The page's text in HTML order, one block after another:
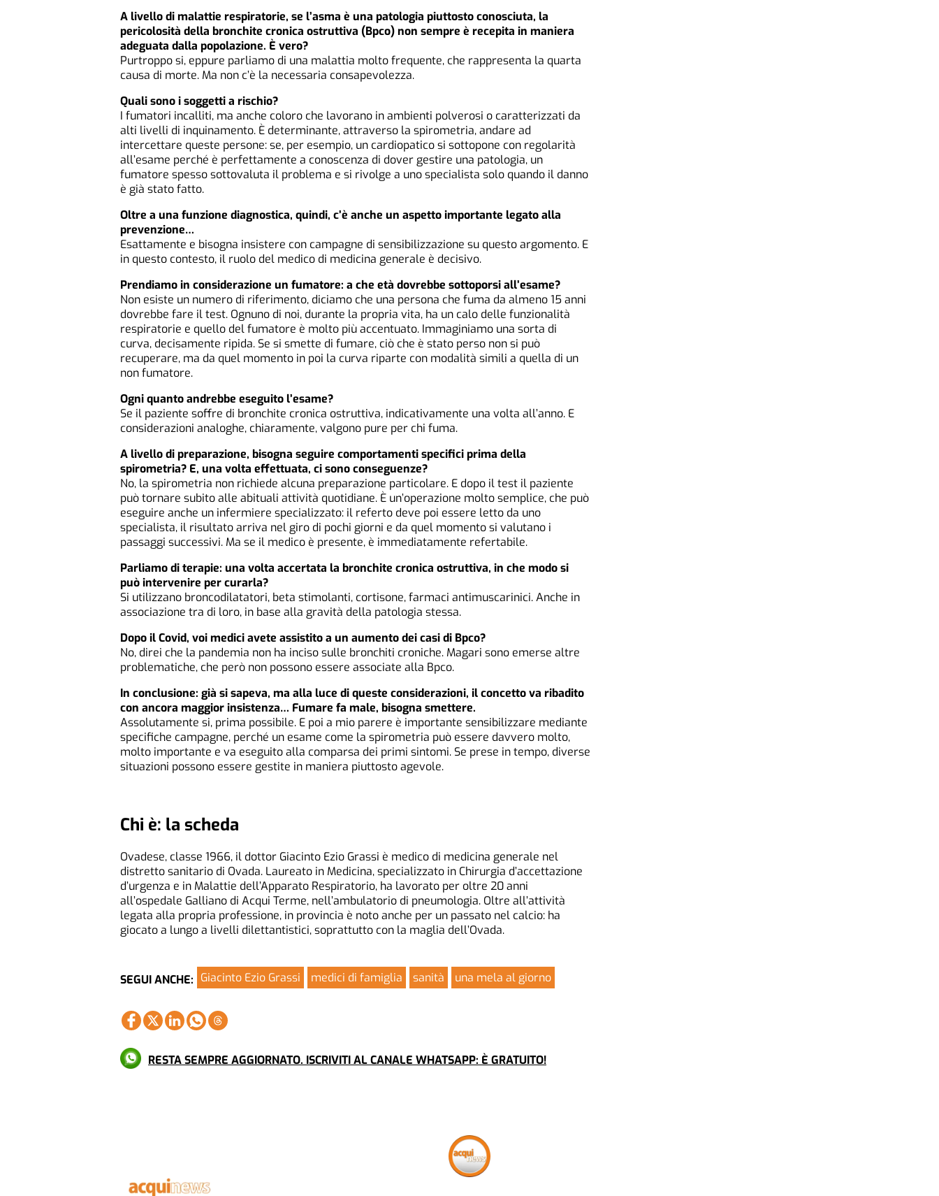
A livello di malattie respiratorie, se l’asma è una patologia piuttosto conosciuta, la
pericolosità della bronchite cronica ostruttiva (Bpco) non sempre è recepita in maniera
adeguata dalla popolazione. È vero?
Purtroppo si, eppure parliamo di una malattia molto frequente, che rappresenta la quarta
causa di morte. Ma non c’è la necessaria consapevolezza.
Quali sono i soggetti a rischio?
I fumatori incalliti, ma anche coloro che lavorano in ambienti polverosi o caratterizzati da
alti livelli di inquinamento. È determinante, attraverso la spirometria, andare ad
intercettare queste persone: se, per esempio, un cardiopatico si sottopone con regolarità
all’esame perché è perfettamente a conoscenza di dover gestire una patologia, un
fumatore spesso sottovaluta il problema e si rivolge a uno specialista solo quando il danno
è già stato fatto.
Oltre a una funzione diagnostica, quindi, c’è anche un aspetto importante legato alla
prevenzione…
Esattamente e bisogna insistere con campagne di sensibilizzazione su questo argomento. E
in questo contesto, il ruolo del medico di medicina generale è decisivo.
Prendiamo in considerazione un fumatore: a che età dovrebbe sottoporsi all’esame?
Non esiste un numero di riferimento, diciamo che una persona che fuma da almeno 15 anni
dovrebbe fare il test. Ognuno di noi, durante la propria vita, ha un calo delle funzionalità
respiratorie e quello del fumatore è molto più accentuato. Immaginiamo una sorta di
curva, decisamente ripida. Se si smette di fumare, ciò che è stato perso non si può
recuperare, ma da quel momento in poi la curva riparte con modalità simili a quella di un
non fumatore.
Ogni quanto andrebbe eseguito l’esame?
Se il paziente soffre di bronchite cronica ostruttiva, indicativamente una volta all’anno. E
considerazioni analoghe, chiaramente, valgono pure per chi fuma.
A livello di preparazione, bisogna seguire comportamenti specifici prima della
spirometria? E, una volta effettuata, ci sono conseguenze?
No, la spirometria non richiede alcuna preparazione particolare. E dopo il test il paziente
può tornare subito alle abituali attività quotidiane. È un’operazione molto semplice, che può
eseguire anche un infermiere specializzato: il referto deve poi essere letto da uno
specialista, il risultato arriva nel giro di pochi giorni e da quel momento si valutano i
passaggi successivi. Ma se il medico è presente, è immediatamente refertabile.
Parliamo di terapie: una volta accertata la bronchite cronica ostruttiva, in che modo si
può intervenire per curarla?
Si utilizzano broncodilatatori, beta stimolanti, cortisone, farmaci antimuscarinici. Anche in
associazione tra di loro, in base alla gravità della patologia stessa.
Dopo il Covid, voi medici avete assistito a un aumento dei casi di Bpco?
No, direi che la pandemia non ha inciso sulle bronchiti croniche. Magari sono emerse altre
problematiche, che però non possono essere associate alla Bpco.
In conclusione: già si sapeva, ma alla luce di queste considerazioni, il concetto va ribadito
con ancora maggior insistenza… Fumare fa male, bisogna smettere.
Assolutamente si, prima possibile. E poi a mio parere è importante sensibilizzare mediante
specifiche campagne, perché un esame come la spirometria può essere davvero molto,
molto importante e va eseguito alla comparsa dei primi sintomi. Se prese in tempo, diverse
situazioni possono essere gestite in maniera piuttosto agevole.
Chi è: la scheda
Ovadese, classe 1966, il dottor Giacinto Ezio Grassi è medico di medicina generale nel
distretto sanitario di Ovada. Laureato in Medicina, specializzato in Chirurgia d’accettazione
d’urgenza e in Malattie dell’Apparato Respiratorio, ha lavorato per oltre 20 anni
all’ospedale Galliano di Acqui Terme, nell’ambulatorio di pneumologia. Oltre all’attività
legata alla propria professione, in provincia è noto anche per un passato nel calcio: ha
giocato a lungo a livelli dilettantistici, soprattutto con la maglia dell’Ovada.
SEGUI ANCHE: Giacinto Ezio Grassi medici di famiglia sanità una mela al giorno
RESTA SEMPRE AGGIORNATO. ISCRIVITI AL CANALE WHATSAPP: È GRATUITO!